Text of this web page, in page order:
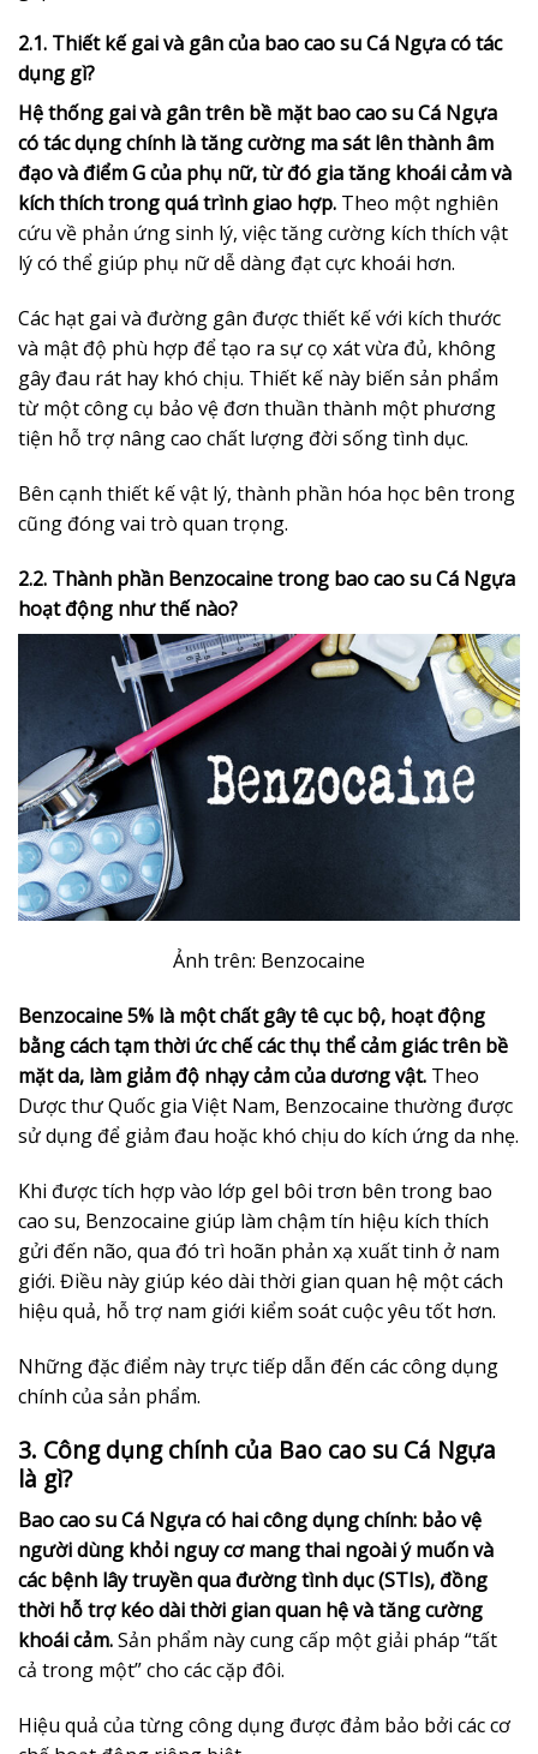
2.1. Thiết kế gai và gân của bao cao su Cá Ngựa có tác
dụng gì?
Hệ thống gai và gân trên bề mặt bao cao su Cá Ngựa
có tác dụng chính là tăng cường ma sát lên thành âm
đạo và điểm G của phụ nữ, từ đó gia tăng khoái cảm và
kích thích trong quá trình giao hợp. Theo một nghiên
cứu về phản ứng sinh lý, việc tăng cường kích thích vật
lý có thể giúp phụ nữ dễ dàng đạt cực khoái hơn.
Các hạt gai và đường gân được thiết kế với kích thước
và mật độ phù hợp để tạo ra sự cọ xát vừa đủ, không
gây đau rát hay khó chịu. Thiết kế này biến sản phẩm
từ một công cụ bảo vệ đơn thuần thành một phương
tiện hỗ trợ nâng cao chất lượng đời sống tình dục.
Bên cạnh thiết kế vật lý, thành phần hóa học bên trong
cũng đóng vai trò quan trọng.
2.2. Thành phần Benzocaine trong bao cao su Cá Ngựa
hoạt động như thế nào?
Ảnh trên: Benzocaine
Benzocaine 5% là một chất gây tê cục bộ, hoạt động
bằng cách tạm thời ức chế các thụ thể cảm giác trên bề
mặt da, làm giảm độ nhạy cảm của dương vật. Theo
Dược thư Quốc gia Việt Nam, Benzocaine thường được
sử dụng để giảm đau hoặc khó chịu do kích ứng da nhẹ.
Khi được tích hợp vào lớp gel bôi trơn bên trong bao
cao su, Benzocaine giúp làm chậm tín hiệu kích thích
gửi đến não, qua đó trì hoãn phản xạ xuất tinh ở nam
giới. Điều này giúp kéo dài thời gian quan hệ một cách
hiệu quả, hỗ trợ nam giới kiểm soát cuộc yêu tốt hơn.
Những đặc điểm này trực tiếp dẫn đến các công dụng
chính của sản phẩm.
3. Công dụng chính của Bao cao su Cá Ngựa
là gì?
Bao cao su Cá Ngựa có hai công dụng chính: bảo vệ
người dùng khỏi nguy cơ mang thai ngoài ý muốn và
các bệnh lây truyền qua đường tình dục (STIs), đồng
thời hỗ trợ kéo dài thời gian quan hệ và tăng cường
khoái cảm.Sản phẩm này cung cấp một giải pháp “tất
cả trong một” cho các cặp đôi.
Hiệu quả của từng công dụng được đảm bảo bởi các cơ